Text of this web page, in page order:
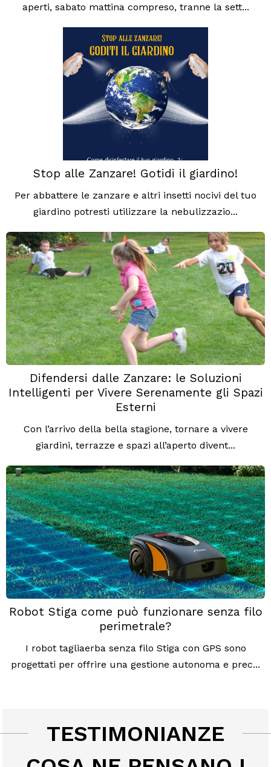
aperti, sabato mattina compreso, tranne la sett...
Stop alle Zanzare! Gotidi il giardino!
Per abbattere le zanzare e altri insetti nocivi del tuo
giardino potresti utilizzare la nebulizzazio...
Difendersi dalle Zanzare: le Soluzioni
Intelligenti per Vivere Serenamente gli Spazi
Esterni
Con l’arrivo della bella stagione, tornare a vivere
giardini, terrazze e spazi all’aperto divent...
Robot Stiga come può funzionare senza filo
perimetrale?
I robot tagliaerba senza filo Stiga con GPS sono
progettati per offrire una gestione autonoma e prec...
TESTIMONIANZE